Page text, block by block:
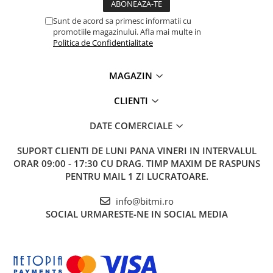
1x Cleste ESD electronist de precizie, Knipex Electronic
Super Knips 78 13 125
Sunt de acord sa primesc informatii cu
promotiile magazinului. Afla mai multe in
Politica de Confidentialitate
MAGAZIN
CLIENTI
DATE COMERCIALE
SUPORT CLIENTI DE LUNI PANA VINERI IN INTERVALUL
ORAR 09:00 - 17:30 CU DRAG. TIMP MAXIM DE RASPUNS
PENTRU MAIL 1 ZI LUCRATOARE.
info@bitmi.ro
SOCIAL URMARESTE-NE IN SOCIAL MEDIA